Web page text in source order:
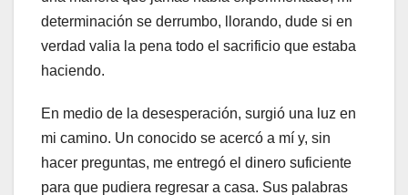
determinación se derrumbo, llorando, dude si en
verdad valia la pena todo el sacrificio que estaba
haciendo.
En medio de la desesperación, surgió una luz en
mi camino. Un conocido se acercó a mí y, sin
hacer preguntas, me entregó el dinero suficiente
para que pudiera regresar a casa. Sus palabras